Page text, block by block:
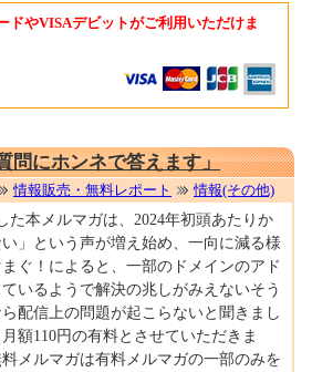
ドやVISAデビットがご利用いただけま
問にホンネで答えます」
情報販売・無料レポート 情報(その他)
た本メルマガは、2024年初頭あたりか
」という声が増え始め、一向に減る様
ぐ！によると、一部のドメインのアド
いるようで解決の兆しがみえないそう
配信上の問題が起こらないと聞きまし
額110円の有料とさせていただきま
メルマガは有料メルマガの一部のみを